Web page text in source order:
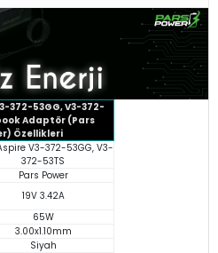
372-53GG, V3-372-
Adaptör (Pars
Özellikleri
V3-372-53GG, V3-
372-53TS
Pars Power
19V 3.42A
65W
3.00x1.10mm
Siyah